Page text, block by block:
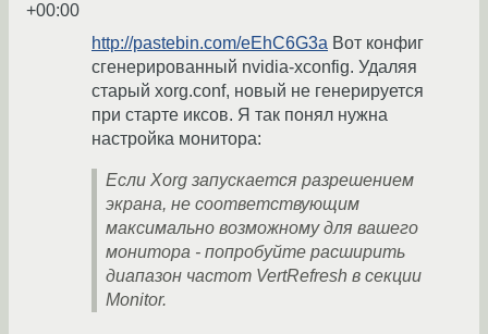
+00:00
http://pastebin.com/eEhC6G3a Вот конфиг
сгенерированный nvidia-xconfig. Удаляя
старый xorg.conf, новый не генерируется
при старте иксов. Я так понял нужна
настройка монитора:
Если Xorg запускается разрешением
экрана, не соответствующим
максимально возможному для вашего
монитора - попробуйте расширить
диапазон частот VertRefresh в секции
Monitor.